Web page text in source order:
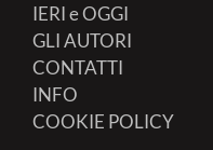
IERI e OGGI
GLI AUTORI
CONTATTI
INFO
COOKIE POLICY